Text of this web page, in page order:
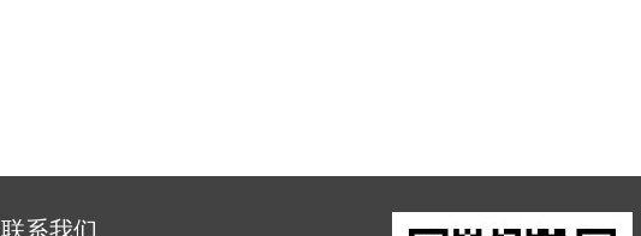
联系我们